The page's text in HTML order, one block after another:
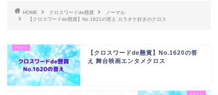
HOME クロスワードde懸賞
ノーマル
【クロスワードde懸賞】No.1621の答え カラオケ好きのクロス
【クロスワードde懸賞】No.1620の答
え 舞台映画エンタメクロス